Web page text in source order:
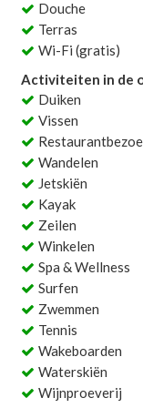
Douche
Terras
Wi-Fi (gratis)
Activiteiten in de
Duiken
Vissen
Wandelen
Jetskiën
Kayak
Zeilen
Winkelen
Spa & Wellness
Surfen
Zwemmen
Tennis
Wakeboarden
Waterskiën
Wijnproeverij